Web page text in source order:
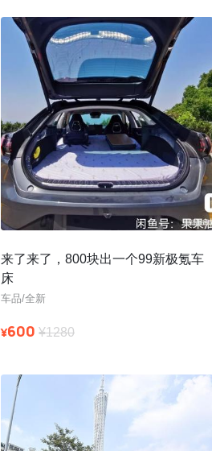
来了来了，800块出一个99新极氪车
床
车品/全新
¥600 ¥1280